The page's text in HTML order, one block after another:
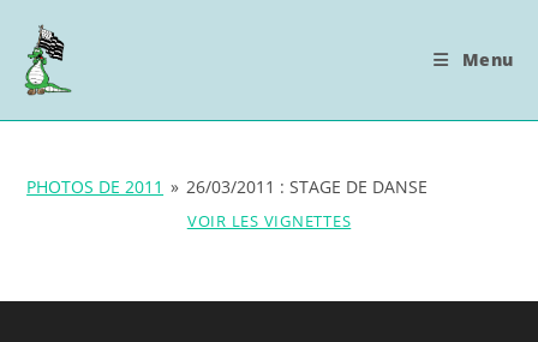
content
Menu
PHOTOS DE 2011 » 26/03/2011 : STAGE DE DANSE
VOIR LES VIGNETTES